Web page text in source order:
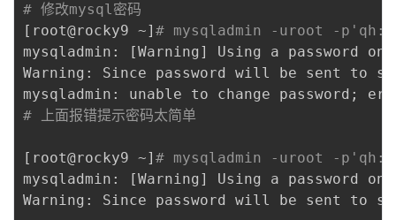
# 修改mysql密码
[ root@rocky9 ~] # mysqladmin -uroot -p'qh:/
mysqladmin:
[Warning ]
Using a password
Warning: Since password will be sent to
mysqladmin: unable to change password ;
# 上面报错提示密码太简单
[ root@rocky9 ~] # mysqladmin -uroot -p'qh:/
mysqladmin:
[Warning ]
Using a password
Warning: Since password will be sent to